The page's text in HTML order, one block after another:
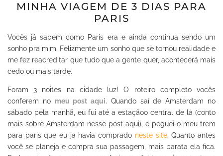
MINHA VIAGEM DE 3 DIAS PARA
PARIS
Vocês já sabem como Paris era e ainda continua sendo um
sonho pra mim. Felizmente um sonho que se tornou realidade e
me fez reacreditar que tudo que a gente quer, acontecerá mais
cedo ou mais tarde.
Foram 3 noites na cidade luz! O roteiro completo vocês
conferem no meu post aqui. Quando saí de Amsterdam no
sábado pela manhã, eu fui até a estaçãoo central de lá (conto
mais sobre Amsterdam nesse post aqui), e peguei o meu trem
para paris que eu ja havia comprado neste site. Quanto antes
você se planeja e compra sua passagem, mais barata ela fica.